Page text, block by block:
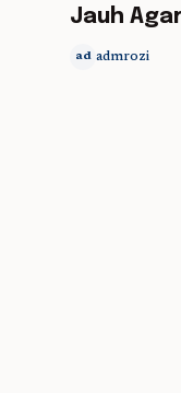
Jauh
ad admrozi